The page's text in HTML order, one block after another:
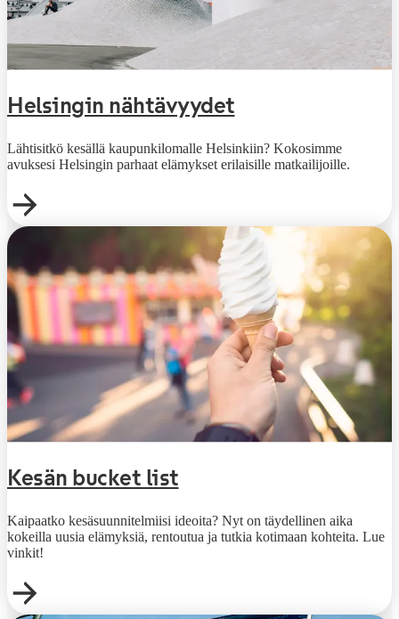
Helsingin nähtävyydet
Lähtisitkö kesällä kaupunkilomalle Helsinkiin? Kokosimme
avuksesi Helsingin parhaat elämykset erilaisille matkailijoille.
Kesän bucket list
Kaipaatko kesäsuunnitelmiisi ideoita? Nyt on täydellinen aika
kokeilla uusia elämyksiä, rentoutua ja tutkia kotimaan kohteita. Lue
vinkit!